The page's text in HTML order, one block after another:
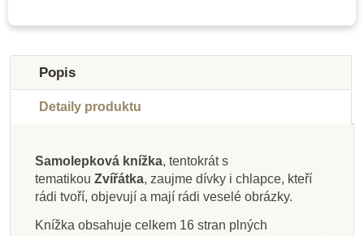
Skladem
JIRI MODELS
Skladem
JIRI MODELS
Skladem
JIRI MODELS Moje
Skladem
JIRI MODELS Moje
Skladem
JIRI MODELS Moje
Skladem
JIRI MODELS Velká
Na dotaz
JIRI MODELS
Do školy
Skladem
JIRI MODELS Moje
Popis
Detaily produktu
Samolepková knížka, tentokrát s
tematikou Zvířátka, zaujme dívky i chlapce, kteří
rádi tvoří, objevují a mají rádi veselé obrázky.
Knížka obsahuje celkem 16 stran plných